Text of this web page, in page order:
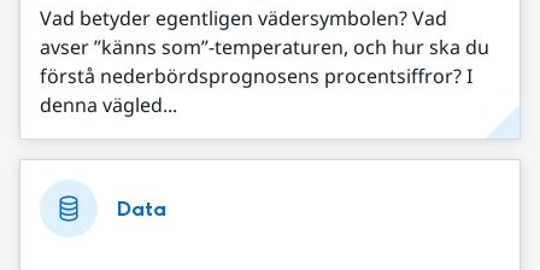
Vad betyder egentligen vädersymbolen? Vad
avser ”känns som”-temperaturen, och hur ska du
förstå nederbördsprognosens procentsiffror? I
denna vägled...
Data